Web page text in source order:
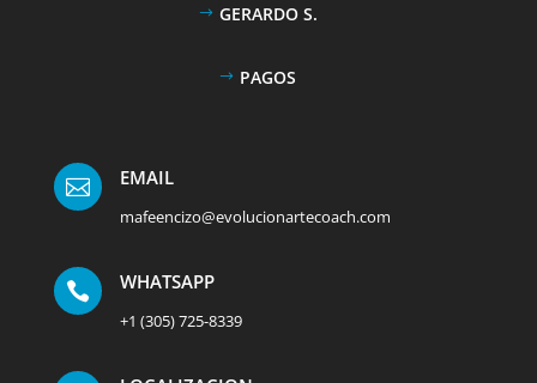
GERARDO S.
PAGOS
 EMAIL
mafeencizo@evolucionartecoach.com
 WHATSAPP
+1 (305) 725-8339